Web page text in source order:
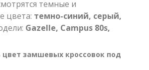
темные и
цвета: темно-синий, серый,
Gazelle, Campus 80s,
цвет замшевых кроссовок под